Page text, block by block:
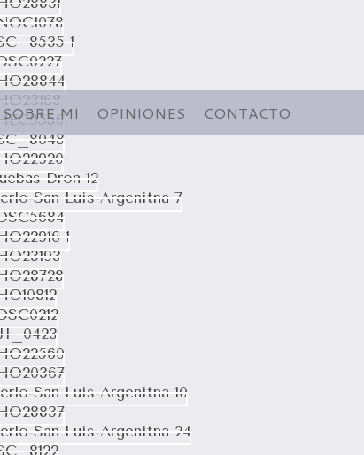
SOBRE MI OPINIONES CONTACTO